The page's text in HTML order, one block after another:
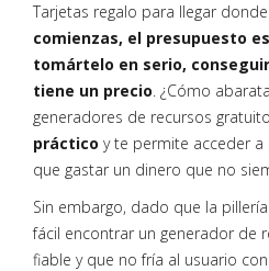
Tarjetas regalo para llegar
comienzas, el presupuesto
tomártelo en serio,
tiene un precio. ¿Cómo
generadores de recursos
práctico y te permite acceder
que gastar un dinero que no
Sin embargo, dado que la
fácil encontrar un generador de
fiable y que no fría al usuario